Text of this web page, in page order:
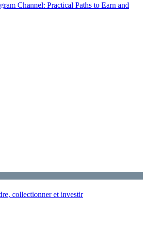
Channel: Practical Paths to Earn and
collectionner et investir